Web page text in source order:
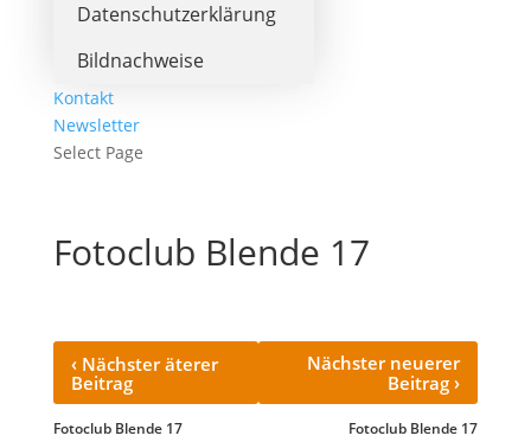
Datenschutzerklärung
Bildnachweise
Kontakt
Newsletter
Select Page
Fotoclub Blende 17
‹Nächster äterer
Beitrag
Fotoclub Blende 17
Nächster neuerer
Beitrag›
Fotoclub Blende 17